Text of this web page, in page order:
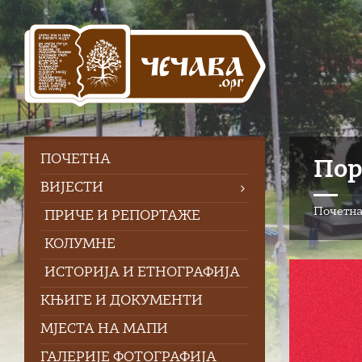
Skip
content
Skip
left
sidebar
Skip
footer
Почетна
ПOЧЕТНА
ВИЈЕСТИ
ПРИЧЕ И РЕПОРТАЖЕ
КОЛУМНЕ
ИСТОРИЈА И ЕТНОГРАФИЈА
КЊИГЕ И ДОКУМЕНТИ
МЈЕСТА НА МАПИ
ГАЛЕРИЈЕ ФОТОГРАФИЈА